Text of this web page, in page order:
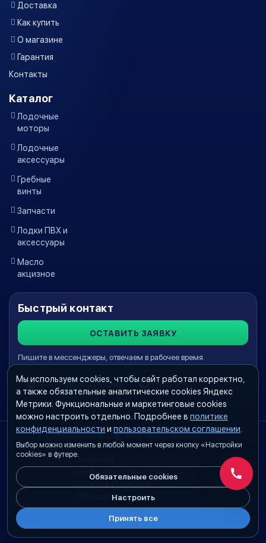
Доставка
Как купить
О магазине
Гарантия
Контакты
Каталог
Лодочные
моторы
Лодочные
аксессуары
Гребные
винты
Запчасти
Лодки ПВХ и
аксессуары
Масло
акцизное
Быстрый контакт
ОСТАВИТЬ ЗАЯВКУ
Пишите в мессенджеры, отвечаем в рабочее время.
WhatsApp Краснодар Telegram
Согласие на обработку персональных
данных
Политика
конфиденциальности
соглашение
Настройки cookies
Мы используем cookies, чтобы сайт работал корректно,
а также обязательные аналитические cookies Яндекс
Метрики. Функциональные и маркетинговые cookies
можно настроить отдельно. Подробнее в политике
конфиденциальности и пользовательском соглашении
Выбор можно изменить в любой момент через кнопку «Настройки
cookies» в футере.
Обязательные cookies
Настроить
Принять все